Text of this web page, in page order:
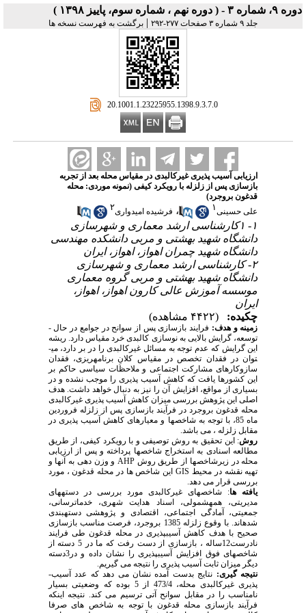
دوره ۹، شماره ۳ - ( دوره نهم ، شماره سوم، پاییز ۱۳۹۸ )
جلد ۹ شماره ۳ صفحات ۲۷۷-۲۹۲ | برگشت به فهرست نسخه ها
‎ 20.1001.1.23225955.1398.9.3.7.0
ارزیابی آسیب پذیری غیرکالبدی در مقیاس محله بعد از تجربه
بازسازی پس از زلزله با رویکرد کیفی (نمونه موردی: محله
قدغون بروجرد)
علی حسینی۱ ، فرشیده امیدواری۲
۱- ۱کارشناسی ارشد معماری و شهرسازی
دانشگاه شهید بهشتی و مربی دانشکده مهندسی
دانشگاه شهید چمران اهواز، اهواز، ایران
۲- کارشناسی ارشد معماری و شهرسازی
دانشگاه شهید بهشتی و مربی گروه معماری
موسسه آموزش عالی کارون اهواز، اهواز،
ایران
چکیده:
(۴۴۲۲ مشاهده)
زمینه و هدف:فرایند بازسازی ­پس ­از ­سوانح در جوامع در حال ­
توسعه، گرایش بالایی به نوسازی کالبدی خرد مقیاس دارد. ریشه
این گرایش که عدم توجه به مسائل غیرکالبدی را در بر دارد، می­
توان در فقدان تخصص در مقیاس کلانِ برنامه­ریزی، فقدان
سازوکارهای مشارکت اجتماعی و ملاحظات سیاسی حاکم بر
این کشورها یافت که کاهش آسیب پذیری را موجب نشده و در
بسیاری از مواقع، افزایش آن را نیز به دنبال خواهد داشت. هدف
اصلی این پژوهش بررسی میزان کاهش آسیب پذیری غیرکالبدی
محله قدغون بروجرد در فرآیند بازسازی پس از زلزله فروردین
ماه 85، با توجه به شاخص‏ها و معیارهای کاهش آسیب پذیری در
مقابل زلزله ، می باشد.
روش: این تحقیق به روش توصیفی و با رویکرد کیفی، از طریق
مطالعه اسنادی به استخراج شاخص­ها پرداخته و پس از ارزیابی
محله در زیرشاخص­ها از طریق روش AHP و وزن دهی به آن­ها و
تهیه نقشه در محیط GISاین شاخص ها در محله قدغون ، مورد
بررسی قرار می دهد.
یافته­ ها: شاخص­های غیرکالبدی مورد بررسی در دسته­های
مدیریتی، همه­شمولی، اسناد هدایت شهری، خدمات­رسانی،
جمعیتی، آمادگی اجتماعی، اقتصادی و پژوهشی دسته­بندی
شده­اند. با وقوع زلزله 1385 بروجرد، فرصت مناسب بازسازی
صحیح با هدف کاهش آسیب­پذیری در محله قدغون طی فرایند
نادرست12ساله ، بازسازی از دست رفت که ما در 5 دسته از
شاخص­های فوق افزایش آسیب­پذیری را نشان داده و در3دسته
دیگر میزان ثابت آسیب ­پذیری را نتیجه می گیریم.
نتیجه­ گیری:نتایج بدست آمده نشان می دهد که عدد آسیب­
پذیری ­غیرکالبدی محله، 473/4 از 5 بوده که وضعیتی بسیار
نامناسب را در مقابل سوانح آتی ترسیم می کند. نتیجه اینکه
فرآیند بازسازی محله قدغون با توجه به شاخص های صرفا